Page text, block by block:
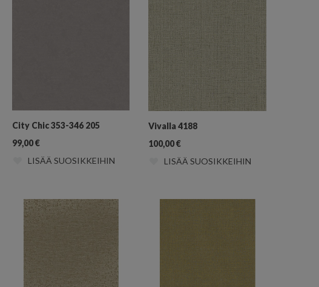
City Chic 353-346 205
99,00€
LISÄÄ SUOSIKKEIHIN
Vivalla 4188
100,00€
LISÄÄ SUOSIKKEIHIN